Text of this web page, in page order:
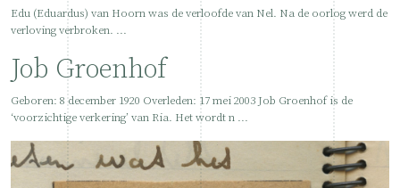
Edu (Eduardus) van Hoorn was de verloofde van Nel. Na de oorlog werd de
verloving verbroken. ...
Job Groenhof
Geboren: 8 december 1920 Overleden: 17 mei 2003 Job Groenhof is de
‘voorzichtige verkering’ van Ria. Het wordt n ...